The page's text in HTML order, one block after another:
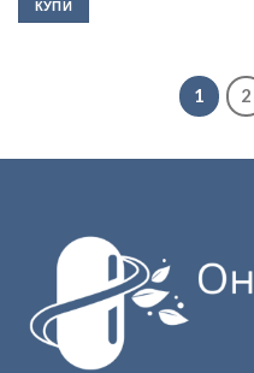
КУПИ
1 2